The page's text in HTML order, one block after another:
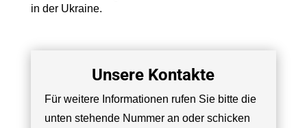
in der Ukraine.
Unsere Kontakte
Für weitere Informationen rufen Sie bitte die
unten stehende Nummer an oder schicken